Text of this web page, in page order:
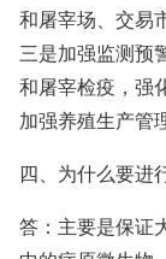
和屠宰场、交易
三是加强监测预
和屠宰检疫，强
加强养殖生产管
四、为什么要进
答：主要是保证